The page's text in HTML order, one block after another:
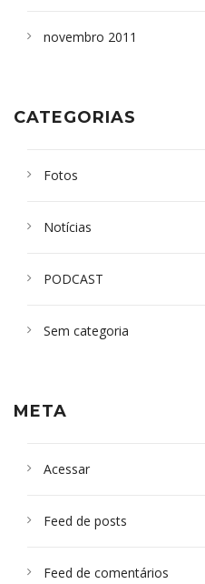
novembro 2011
CATEGORIAS
Fotos
Notícias
PODCAST
Sem categoria
META
Acessar
Feed de posts
Feed de comentários